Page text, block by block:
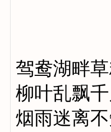
驾鸯湖畔
柳叶乱飘
烟雨迷离